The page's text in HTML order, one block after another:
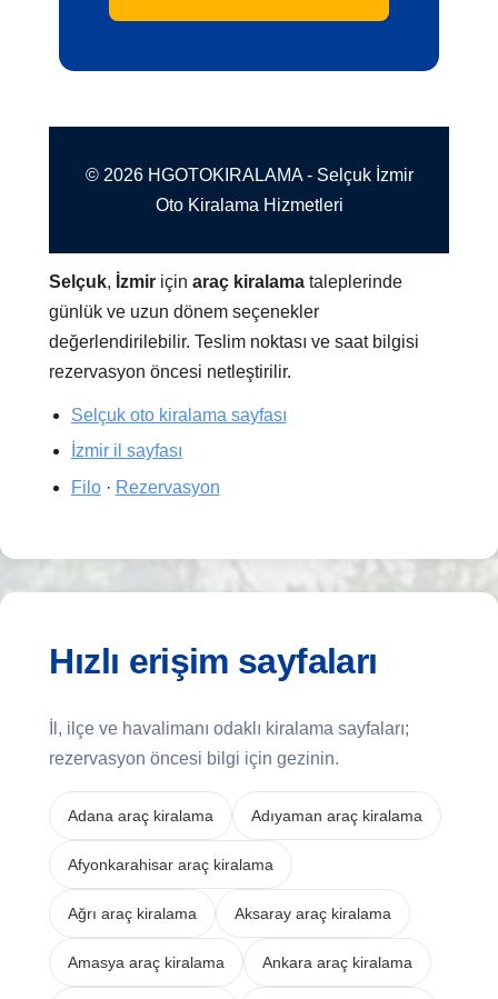
© 2026 HGOTOKIRALAMA - Selçuk İzmir
Oto Kiralama Hizmetleri
Selçuk, İzmir içinaraç kiralama taleplerinde
günlük ve uzun dönem seçenekler
değerlendirilebilir. Teslim noktası ve saat bilgisi
rezervasyon öncesi netleştirilir.
Selçuk oto kiralama sayfası
İzmir il sayfası
Filo· Rezervasyon
Hızlı erişim sayfaları
İl, ilçe ve havalimanı odaklı kiralama sayfaları;
rezervasyon öncesi bilgi için gezinin.
Adana araç kiralama Adıyaman araç kiralama
Afyonkarahisar araç kiralama
Ağrı araç kiralama Aksaray araç kiralama
Amasya araç kiralama Ankara araç kiralama